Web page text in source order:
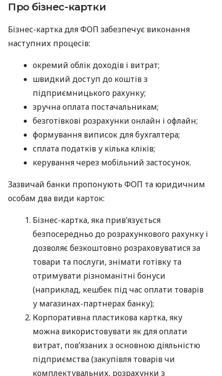
Про бізнес-картки
Бізнес-картка для ФОП забезпечує виконання
наступних процесів:
окремий облік доходів і витрат;
швидкий доступ до коштів з
підприємницького рахунку;
зручна оплата постачальникам;
безготівкові розрахунки онлайн і офлайн;
формування виписок для бухгалтера;
сплата податків у кілька кліків;
керування через мобільний застосунок.
Зазвичай банки пропонують ФОП та юридичним
особам два види карток:
Бізнес-картка, яка прив’язується
безпосередньо до розрахункового рахунку і
дозволяє безкоштовно розраховуватися за
товари та послуги, знімати готівку та
отримувати різноманітні бонуси
(наприклад, кешбек під час оплати товарів
у магазинах-партнерах банку);
Корпоративна пластикова картка, яку
можна використовувати як для оплати
витрат, пов’язаних з основною діяльністю
підприємства (закупівля товарів чи
комплектувальних, розрахунки з